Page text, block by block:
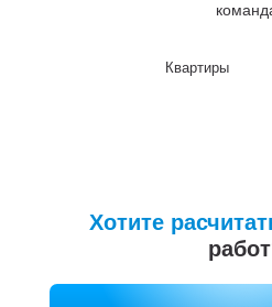
Квартиры
Хотите